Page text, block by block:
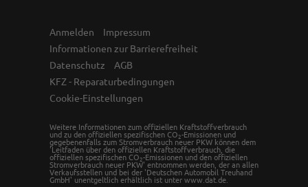
Anmelden
Impressum
Informationen zur Barrierefreiheit
Datenschutz
AGB
KFZ - Reparaturbedingungen
Cookie-Einstellungen
Weitere Informationen zum offiziellen Kraftstoffverbrauch
und zu den offiziellen spezifischen CO 2-Emissionen und
gegebenenfalls zum Stromverbrauch neuer PKW können dem
'Leitfaden über den offiziellen Kraftstoffverbrauch, die
offiziellen spezifischen CO 2-Emissionen und den offiziellen
Stromverbrauch neuer PKW' entnommen werden, der an allen
Verkaufsstellen und bei der 'Deutschen Automobil Treuhand
GmbH' unentgeltlich erhältlich ist unter www.dat.de.